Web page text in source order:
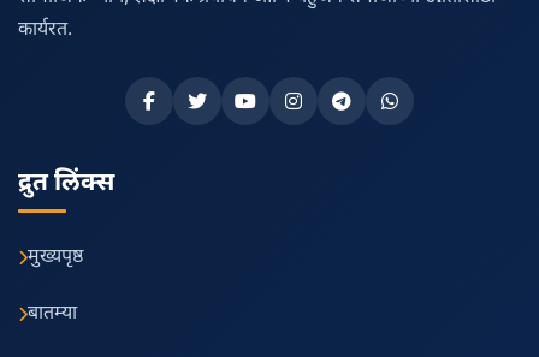
कार्यरत.
द्रुत लिंक्स
मुख्यपृष्ठ
बातम्या